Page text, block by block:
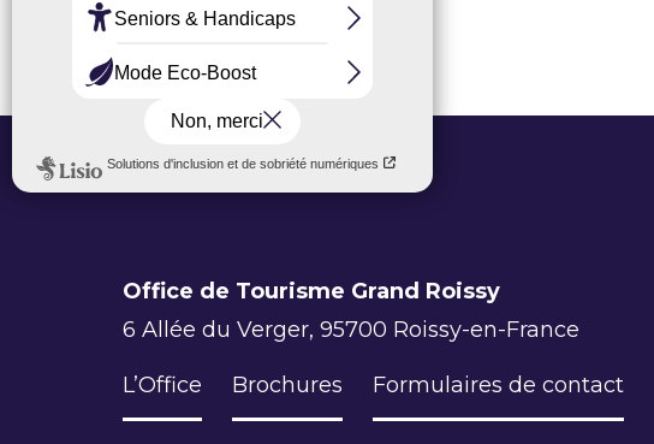
Office de Tourisme Grand Roissy
6 Allée du Verger, 95700 Roissy-en-France
L’Office Brochures Formulaires de contact